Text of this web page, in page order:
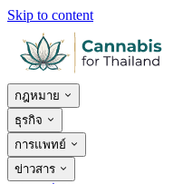
Skip to content
กฎหมาย
ธุรกิจ
การแพทย์
ข่าวสาร